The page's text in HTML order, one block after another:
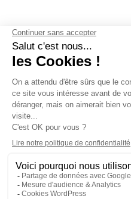
Contactez-nous-
confidentialité-Gestion des